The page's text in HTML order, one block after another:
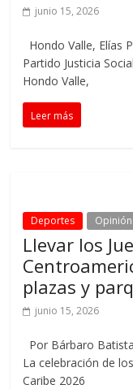
junio 15, 2026
Hondo Valle, Elías
Partido Justicia
Hondo Valle,
Leer más
Deportes Opinión
Llevar los
plazas y
junio 15, 2026
Por Bárbaro
La celebración de
Caribe 2026